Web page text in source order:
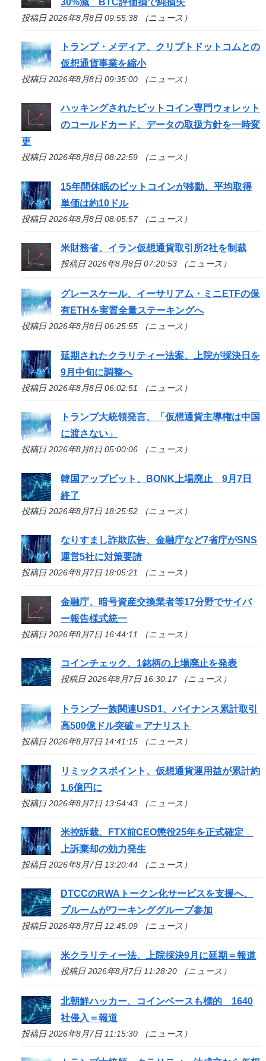
投稿日 2026年8月8日 09:55:38 （ニュース）
トランプ・メディア、クリプトドットコムとの
仮想通貨事業を縮小
投稿日 2026年8月8日 09:35:00 （ニュース）
ハッキングされたビットコイン専門ウォレット
のコールドカード、データの取扱方針を一時変
更
投稿日 2026年8月8日 08:22:59 （ニュース）
15年間休眠のビットコインが移動、平均取得
単価は約10ドル
投稿日 2026年8月8日 08:05:57 （ニュース）
米財務省、イラン仮想通貨取引所2社を制裁
投稿日 2026年8月8日 07:20:53 （ニュース）
グレースケール、イーサリアム・ミニETFの保
有ETHを実質全量ステーキングへ
投稿日 2026年8月8日 06:25:55 （ニュース）
延期されたクラリティー法案、上院が採決日を
9月中旬に調整へ
投稿日 2026年8月8日 06:02:51 （ニュース）
トランプ大統領発言、「仮想通貨主導権は中国
に渡さない」
投稿日 2026年8月8日 05:00:06 （ニュース）
韓国アップビット、BONK上場廃止 9月7日
終了
投稿日 2026年8月7日 18:25:52 （ニュース）
なりすまし詐欺広告、金融庁など7省庁がSNS
運営5社に対策要請
投稿日 2026年8月7日 18:05:21 （ニュース）
金融庁、暗号資産交換業者等17分野でサイバ
ー報告様式統一
投稿日 2026年8月7日 16:44:11 （ニュース）
コインチェック、1銘柄の上場廃止を発表
投稿日 2026年8月7日 16:30:17 （ニュース）
トランプ一族関連USD1、バイナンス累計取引
高500億ドル突破＝アナリスト
投稿日 2026年8月7日 14:41:15 （ニュース）
リミックスポイント、仮想通貨運用益が累計約
1.6億円に
投稿日 2026年8月7日 13:54:43 （ニュース）
米控訴裁、FTX前CEO懲役25年を正式確定
上訴棄却の効力発生
投稿日 2026年8月7日 13:20:44 （ニュース）
DTCCのRWAトークン化サービスを支援へ、
プルームがワーキンググループ参加
投稿日 2026年8月7日 12:45:09 （ニュース）
米クラリティー法、上院採決9月に延期＝報道
投稿日 2026年8月7日 11:28:20 （ニュース）
北朝鮮ハッカー、コインベースも標的 1640
社侵入＝報道
投稿日 2026年8月7日 11:15:30 （ニュース）